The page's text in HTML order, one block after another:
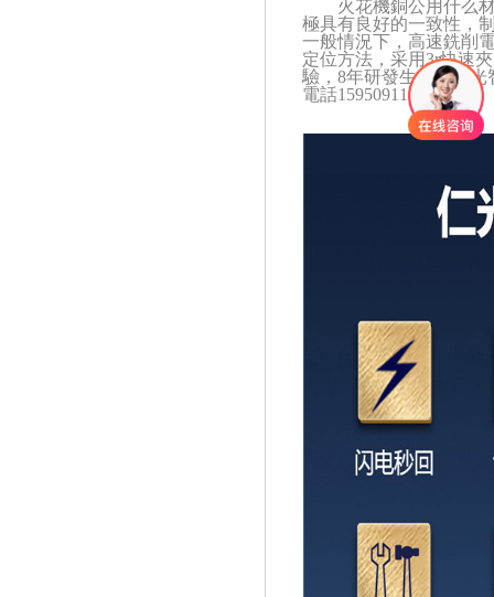
火花機銅公用什么
極具有良好的一致性，
一般情況下，高速銑削
定位方法，采用3r快速
驗，8年研發生產，仁
電話15950911989。